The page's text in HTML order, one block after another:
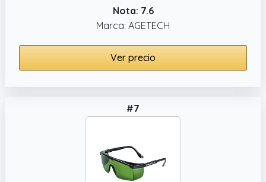
Nota: 7.6
Marca: AGETECH
Ver precio
#7